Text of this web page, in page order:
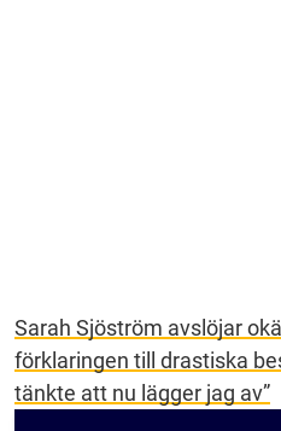
Sarah Sjöström avslöjar
förklaringen till drastiska
tänkte att nu lägger jag av”